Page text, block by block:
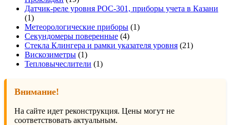
товаров
Датчик-реле уровня РОС-301, приборы учета в Казани
11
товар
Метеорологические приборы 11
Секундомеры поверенные 44
товара
Стекла Клингера и рамки указателя уровня 2121
Вискозиметры 11
товар
Тепловычеслители 11
Внимание!
На сайте идет реконструкция. Цены могут не
соответствовать актуальным.